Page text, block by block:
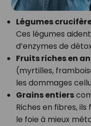
Légumes
Ces légumes
d’enzymes de
Fruits riches en
(myrtilles,
les dommages
Grains entiers
Riches en fibres,
le foie à mieux